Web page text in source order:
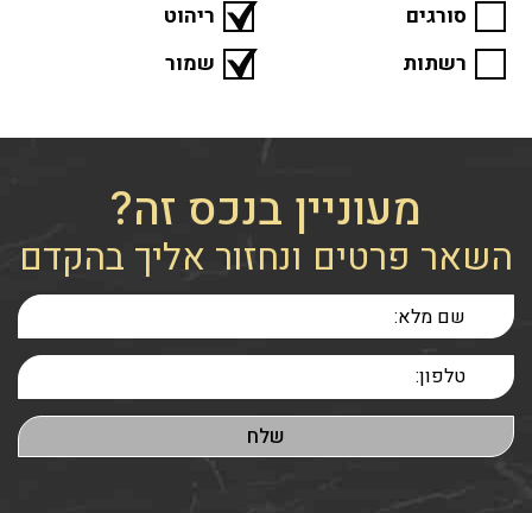
סורגים
ריהוט
רשתות
שמור
מעוניין בנכס זה?
השאר פרטים ונחזור אליך בהקדם